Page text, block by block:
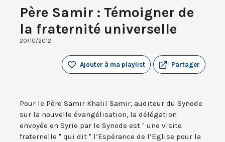
Père Samir : Témoigner de
la fraternité universelle
20/10/2012
Partager
Ajouter à ma playlist
Pour le Père Samir Khalil Samir, auditeur du Synode
sur la nouvelle évangélisation, la délégation
envoyée en Syrie par le Synode est " une visite
fraternelle " qui dit " l’Espérance de l’Eglise pour la